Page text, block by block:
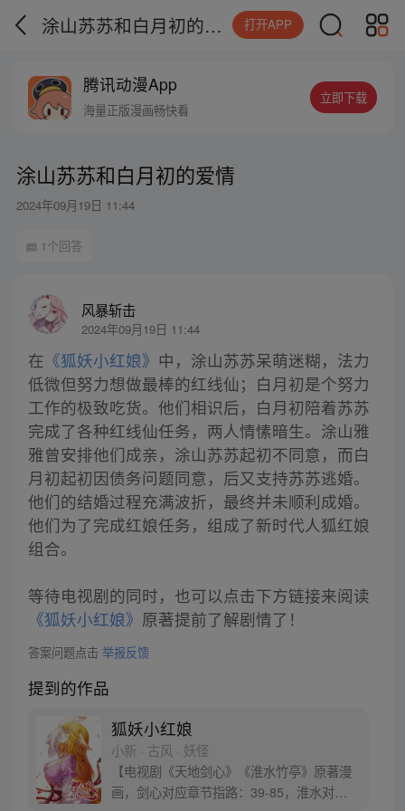
涂山苏苏和白月初的爱情 打开APP
腾讯动漫App
海量正版漫画畅快看
立即下载
涂山苏苏和白月初的爱情
2024年09月19日 11:44
1个回答
风暴斩击
2024年09月19日 11:44
在 《狐妖小红娘》 中，涂山苏苏呆萌迷糊，法力
低微但努力想做最棒的红线仙；白月初是个努力
工作的极致吃货。他们相识后，白月初陪着苏苏
完成了各种红线仙任务，两人情愫暗生。涂山雅
雅曾安排他们成亲，涂山苏苏起初不同意，而白
月初起初因债务问题同意，后又支持苏苏逃婚。
他们的结婚过程充满波折，最终并未顺利成婚。
他们为了完成红娘任务，组成了新时代人狐红娘
组合。
等待电视剧的同时，也可以点击下方链接来阅读
《狐妖小红娘》 原著提前了解剧情了！
答案问题点击 举报反馈
提到的作品
狐妖小红娘
小新 · 古风 · 妖怪
【电视剧《天地剑心》《淮水竹亭》原著漫
画，剑心对应章节指路：39-85，淮水对应